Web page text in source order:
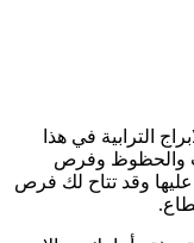
الترابية في هذا
والحظوظ وفرص
عليها وقد تتاح لك فرص